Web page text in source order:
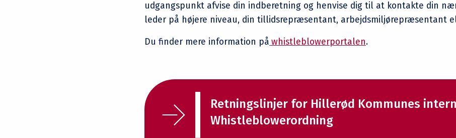
udgangspunkt afvise din indberetning og henvise dig til at kontakte din
leder på højere niveau, din tillidsrepræsentant, arbejdsmiljørepræsentant
Du finder mere information på whistleblowerportalen.
Retningslinjer for Hillerød Kommunes
Whistleblowerordning